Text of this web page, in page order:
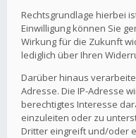
Rechtsgrundlage hierbei
Einwilligung können Sie
Wirkung für die Zukunft
lediglich über Ihren
Darüber hinaus
Adresse. Die IP-Adresse
berechtigtes Interesse
einzuleiten oder zu
Dritter eingreift und/oder